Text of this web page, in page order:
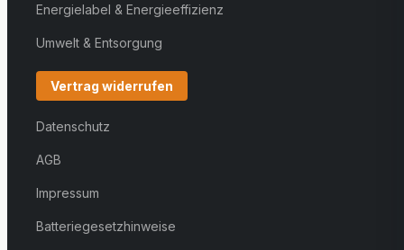
Energielabel & Energieeffizienz
Umwelt & Entsorgung
Vertrag widerrufen
Datenschutz
AGB
Impressum
Batteriegesetzhinweise